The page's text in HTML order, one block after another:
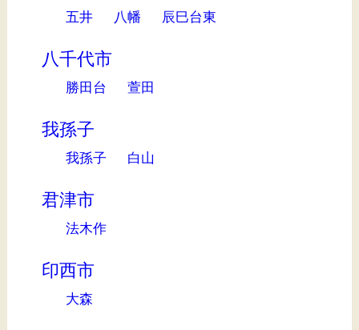
五井 八幡 辰巳台東
八千代市
勝田台 萱田
我孫子
我孫子 白山
君津市
法木作
印西市
大森